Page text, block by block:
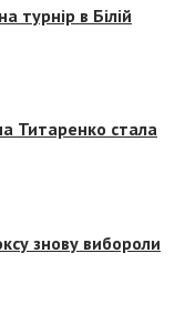
турнір в Білій
Титаренко стала
знову вибороли